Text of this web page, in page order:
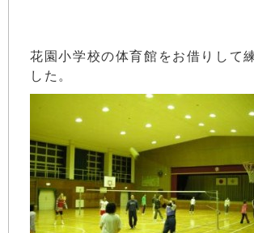
花園小学校の体育館をお借りして
した。